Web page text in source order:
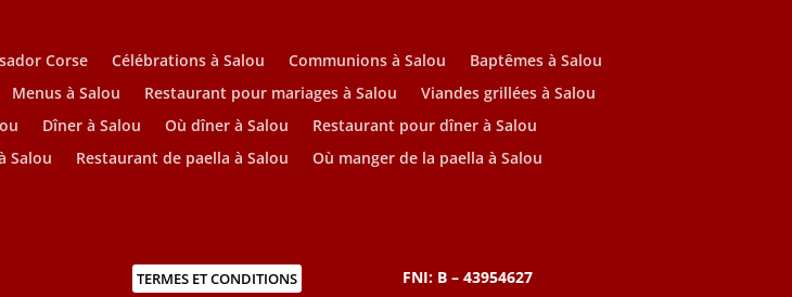
Corse Célébrations à Salou Communions à Salou
Baptêmes à Salou
Menus à Salou Restaurant pour mariages à Salou
Viandes grillées à Salou
Dîner à Salou Où dîner à Salou
Restaurant pour dîner à Salou
Salou Restaurant de paella à Salou
Où manger de la paella à Salou
TERMES ET CONDITIONS FNI: B – 43954627